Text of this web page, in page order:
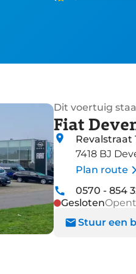
Dit voertuig
Fiat
Revalstraat
7418 BJ
Plan route
0570 - 854
Gesloten
Stuur een